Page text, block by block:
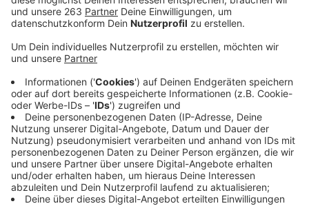
Da die Zahl der Corona-Infektionen nicht deutlich
sinkt, müssen sich die Menschen in Deutschland für
die kommenden drei Wochen auf weitere
Beschränkungen einstellen. Kanzlerin Angela Merkel
und die Regierungschefs der Länder haben sich am
Abend auf eine Verlängerung der Lockdown-Regeln bis
zum Monatsende geeinigt. Vereinbart wurden auch
noch strengere Kontaktbeschränkungen im privaten
Bereich. Neben Geschäften und Schulen bleiben auch
Sportvereine, Fitnessstudios, Theater, Kinos und die